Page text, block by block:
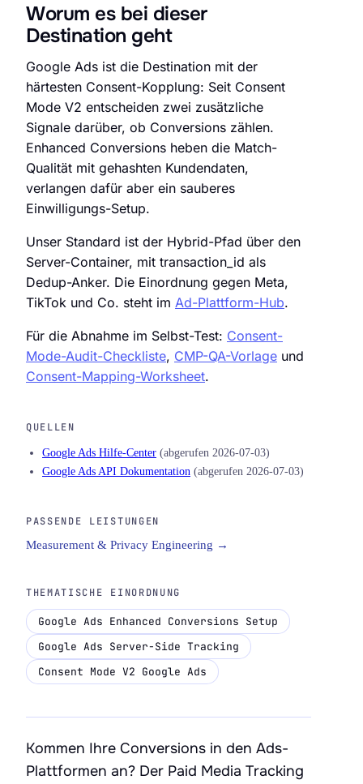
Worum es bei dieser
Destination geht
Google Ads ist die Destination mit der
härtesten Consent-Kopplung: Seit Consent
Mode V2 entscheiden zwei zusätzliche
Signale darüber, ob Conversions zählen.
Enhanced Conversions heben die Match-
Qualität mit gehashten Kundendaten,
verlangen dafür aber ein sauberes
Einwilligungs-Setup.
Unser Standard ist der Hybrid-Pfad über den
Server-Container, mit transaction_id als
Dedup-Anker. Die Einordnung gegen Meta,
TikTok und Co. steht im Ad-Plattform-Hub.
Für die Abnahme im Selbst-Test: Consent-
Mode-Audit-Checkliste, CMP-QA-Vorlage und
Consent-Mapping-Worksheet.
QUELLEN
Google Ads Hilfe-Center (abgerufen 2026-07-03)
Google Ads API Dokumentation (abgerufen 2026-07-03)
PASSENDE LEISTUNGEN
Measurement & Privacy Engineering →
THEMATISCHE EINORDNUNG
Google Ads Enhanced Conversions Setup
Google Ads Server-Side Tracking
Consent Mode V2 Google Ads
Kommen Ihre Conversions in den Ads-
Plattformen an? Der Paid Media Tracking